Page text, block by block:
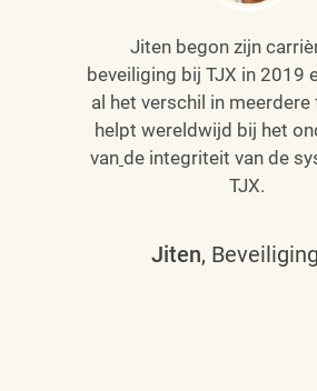
Jiten begon zijn
beveiliging bij TJX in 2019
al het verschil in
helpt wereldwijd bij het
van de integriteit van de
TJX.
Jiten,